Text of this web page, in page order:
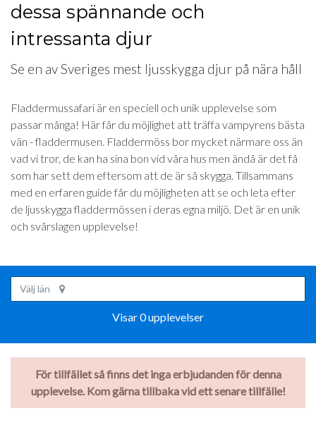
dessa spännande och
intressanta djur
Se en av Sveriges mest ljusskygga djur på nära håll
Fladdermussafari är en speciell och unik upplevelse som
passar många! Här får du möjlighet att träffa vampyrens bästa
vän - fladdermusen. Fladdermöss bor mycket närmare oss än
vad vi tror, de kan ha sina bon vid våra hus men ändå är det få
som har sett dem eftersom att de är så skygga. Tillsammans
med en erfaren guide får du möjligheten att se och leta efter
de ljusskygga fladdermössen i deras egna miljö. Det är en unik
och svårslagen upplevelse!
Välj län
Visar 0 upplevelser
För tillfället så finns det inga erbjudanden för denna
upplevelse. Kom gärna tillbaka vid ett senare tillfälle!